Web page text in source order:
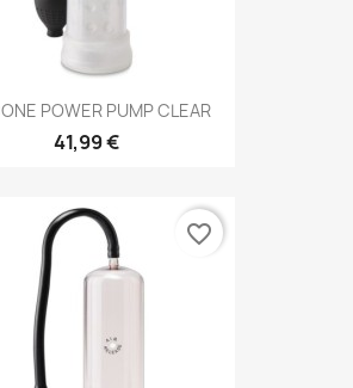
POWER PUMP CLEAR
41,99 €
favorite_border